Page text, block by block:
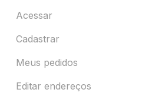
Acessar
Cadastrar
Meus pedidos
Editar endereços